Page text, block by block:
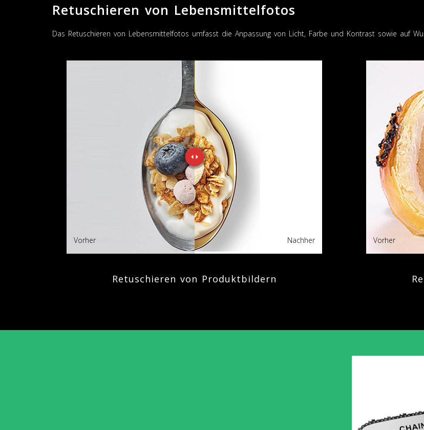
Retuschieren von Lebensmittelfotos
Das Retuschieren von Lebensmittelfotos umfasst die Anpassung von Licht, Farbe und Kontrast sowie auf
Nachher
Vorher
Retuschieren von Produktbildern
Vorher